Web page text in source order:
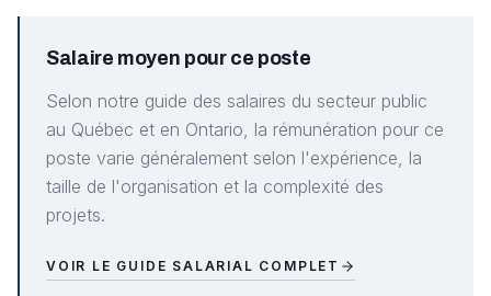
Salaire moyen pour ce poste
Selon notre guide des salaires du secteur public
au Québec et en Ontario, la rémunération pour ce
poste varie généralement selon l'expérience, la
taille de l'organisation et la complexité des
projets.
VOIR LE GUIDE SALARIAL COMPLET